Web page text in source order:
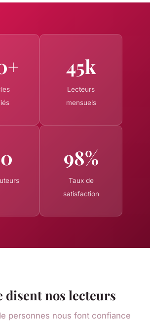
45k
Lecteurs
mensuels
98%
Taux de
satisfaction
disent nos lecteurs
personnes nous font confiance